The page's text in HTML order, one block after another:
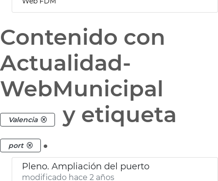
Contenido con
Actualidad-
WebMunicipal
Valencia y etiqueta
port .
Pleno. Ampliación del puerto
modificado hace 2 años